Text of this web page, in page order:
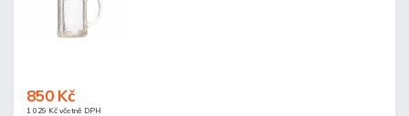
1 029 Kč včetně DPH
850 Kč